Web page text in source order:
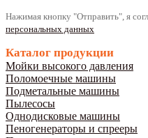
Нажимая кнопку "Отправить", я
персональных данных
Каталог продукции
Мойки высокого давления
Поломоечные машины
Подметальные машины
Пылесосы
Однодисковые машины
Пеногенераторы и спрееры